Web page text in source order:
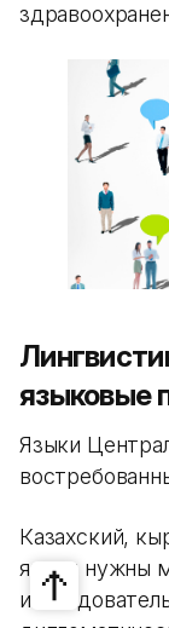
языковые
Языки
Казахский,
языки нужны